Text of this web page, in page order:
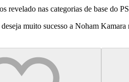
revelado nas categorias de base do
muito sucesso a Noham Kamara